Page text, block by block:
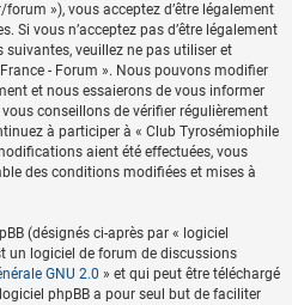
»), vous acceptez d’être légalement
Si vous n’acceptez pas d’être légalement
veuillez ne pas utiliser et
- Forum ». Nous pouvons modifier
et nous essaierons de vous informer
conseillons de vérifier régulièrement
à participer à « Club Tyrosémiophile
aient été effectuées, vous
des conditions modifiées et mises à
(désignés ci-après par « logiciel
un logiciel de forum de discussions
GNU 2.0 » et qui peut être téléchargé
phpBB a pour seul but de faciliter